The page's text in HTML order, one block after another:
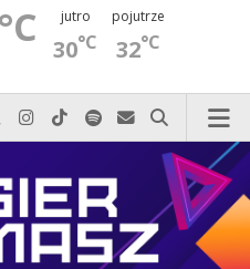
°C jutro
30°C
pojutrze
32°C
po prostu do nas zadzwoń
nas na Facebook-u
Odwiedź nas na X
Odwiedź nas na Instagram-ie
Odwiedź nas na TikTok-u
Szukaj nas na Spotify
Wyślij do nas
Szukaj